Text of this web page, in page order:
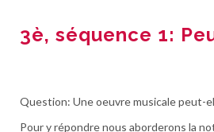
3è, séquence 1:
Question: Une oeuvre musicale peut-
Pour y répondre nous aborderons la